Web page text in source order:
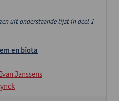
uit onderstaande lijst in deel 1
en biota
Ivan Janssens